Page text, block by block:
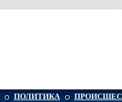
ПОЛИТИКА